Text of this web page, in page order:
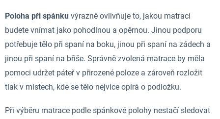
v
ý
p
i
s
u
Poloha při spánku výrazně ovlivňuje to, jakou matraci
budete vnímat jako pohodlnou a opěrnou. Jinou podporu
potřebuje tělo při spaní na boku, jinou při spaní na zádech a
jinou při spaní na břiše. Správně zvolená matrace by měla
pomoci udržet páteř v přirozené poloze a zároveň rozložit
tlak v místech, kde se tělo nejvíce opírá o podložku.
Při výběru matrace podle spánkové polohy nestačí sledovat